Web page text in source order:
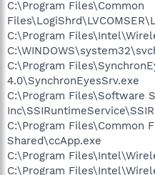
C:\Program Files\Common
C:\Program
C:\Program
4.0\SynchronEyesSrv.exe
C:\Program Files\Software
C:\Program Files\Common
Shared\ccApp.exe
C:\Program
C:\Program